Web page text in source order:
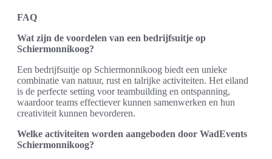
FAQ
Wat zijn de voordelen van een bedrijfsuitje op
Schiermonnikoog?
Een bedrijfsuitje op Schiermonnikoog biedt een unieke
combinatie van natuur, rust en talrijke activiteiten. Het eiland
is de perfecte setting voor teambuilding en ontspanning,
waardoor teams effectiever kunnen samenwerken en hun
creativiteit kunnen bevorderen.
Welke activiteiten worden aangeboden door WadEvents
Schiermonnikoog?